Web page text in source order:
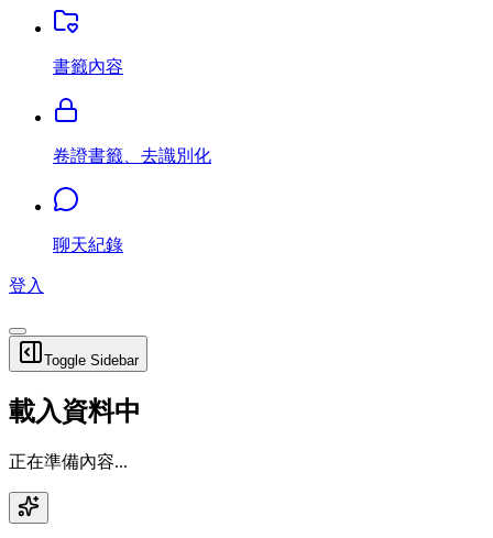
書籤內容
卷證書籤、去識別化
聊天紀錄
登入
Toggle Sidebar
載入資料中
正在準備內容...